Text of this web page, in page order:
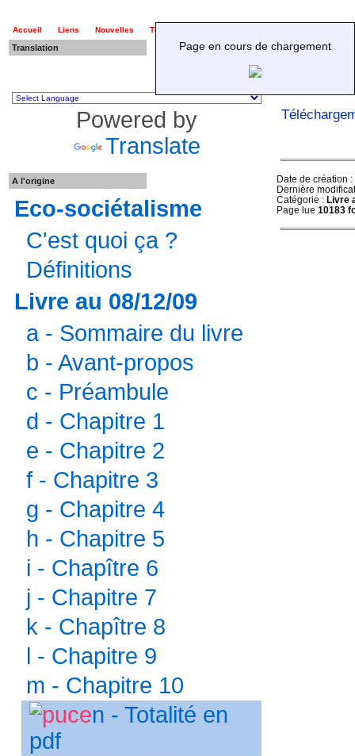
Page en cours de chargement
Accueil Liens Nouvelles Téléchargements
Translation
Powered by
Translate
A l'origine
Eco-sociétalisme
C'est quoi ça ?
Définitions
Livre au 08/12/09
a - Sommaire du livre
b - Avant-propos
c - Préambule
d - Chapitre 1
e - Chapitre 2
f - Chapitre 3
g - Chapitre 4
h - Chapitre 5
i - Chapître 6
j - Chapitre 7
k - Chapître 8
l - Chapitre 9
m - Chapitre 10
n - Totalité en
pdf
Livre au 08/
Date de création :
Dernière
Catégorie : Livre
Page lue 10183